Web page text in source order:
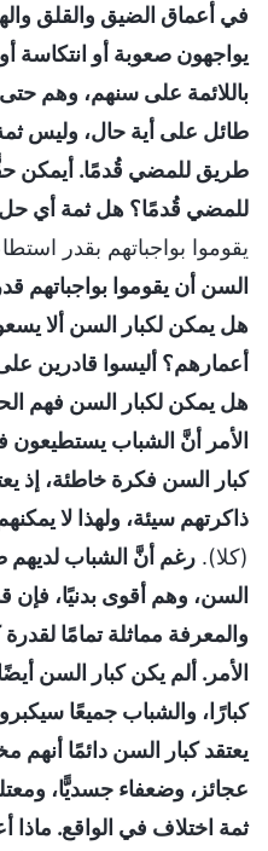
في أعماق الضيق والقلق
يواجهون صعوبة أو انتكاسة
باللائمة على سنهم، وهم
طائل على أية حال، وليس
طريق للمضي قُدمًا. أيمكن
للمضي قُدمًا؟ هل ثمة أي
يقوموا بواجباتهم بقدر
السن أن يقوموا بواجباتهم
هل يمكن لكبار السن ألا
أعمارهم؟ أليسوا قادرين
هل يمكن لكبار السن فهم
الأمر أنَّ الشباب يستطيعون
كبار السن فكرة خاطئة، إذ
ذاكرتهم سيئة، ولهذا لا
(كلا). رغم أنَّ الشباب لديهم
السن، وهم أقوى بدنيًا، فإن
والمعرفة مماثلة تمامًا
الأمر. ألم يكن كبار السن
كبارًا، والشباب جميعًا
يعتقد كبار السن دائمًا أنهم
عجائز، وضعفاء جسديًّا،
ثمة اختلاف في الواقع. ماذا